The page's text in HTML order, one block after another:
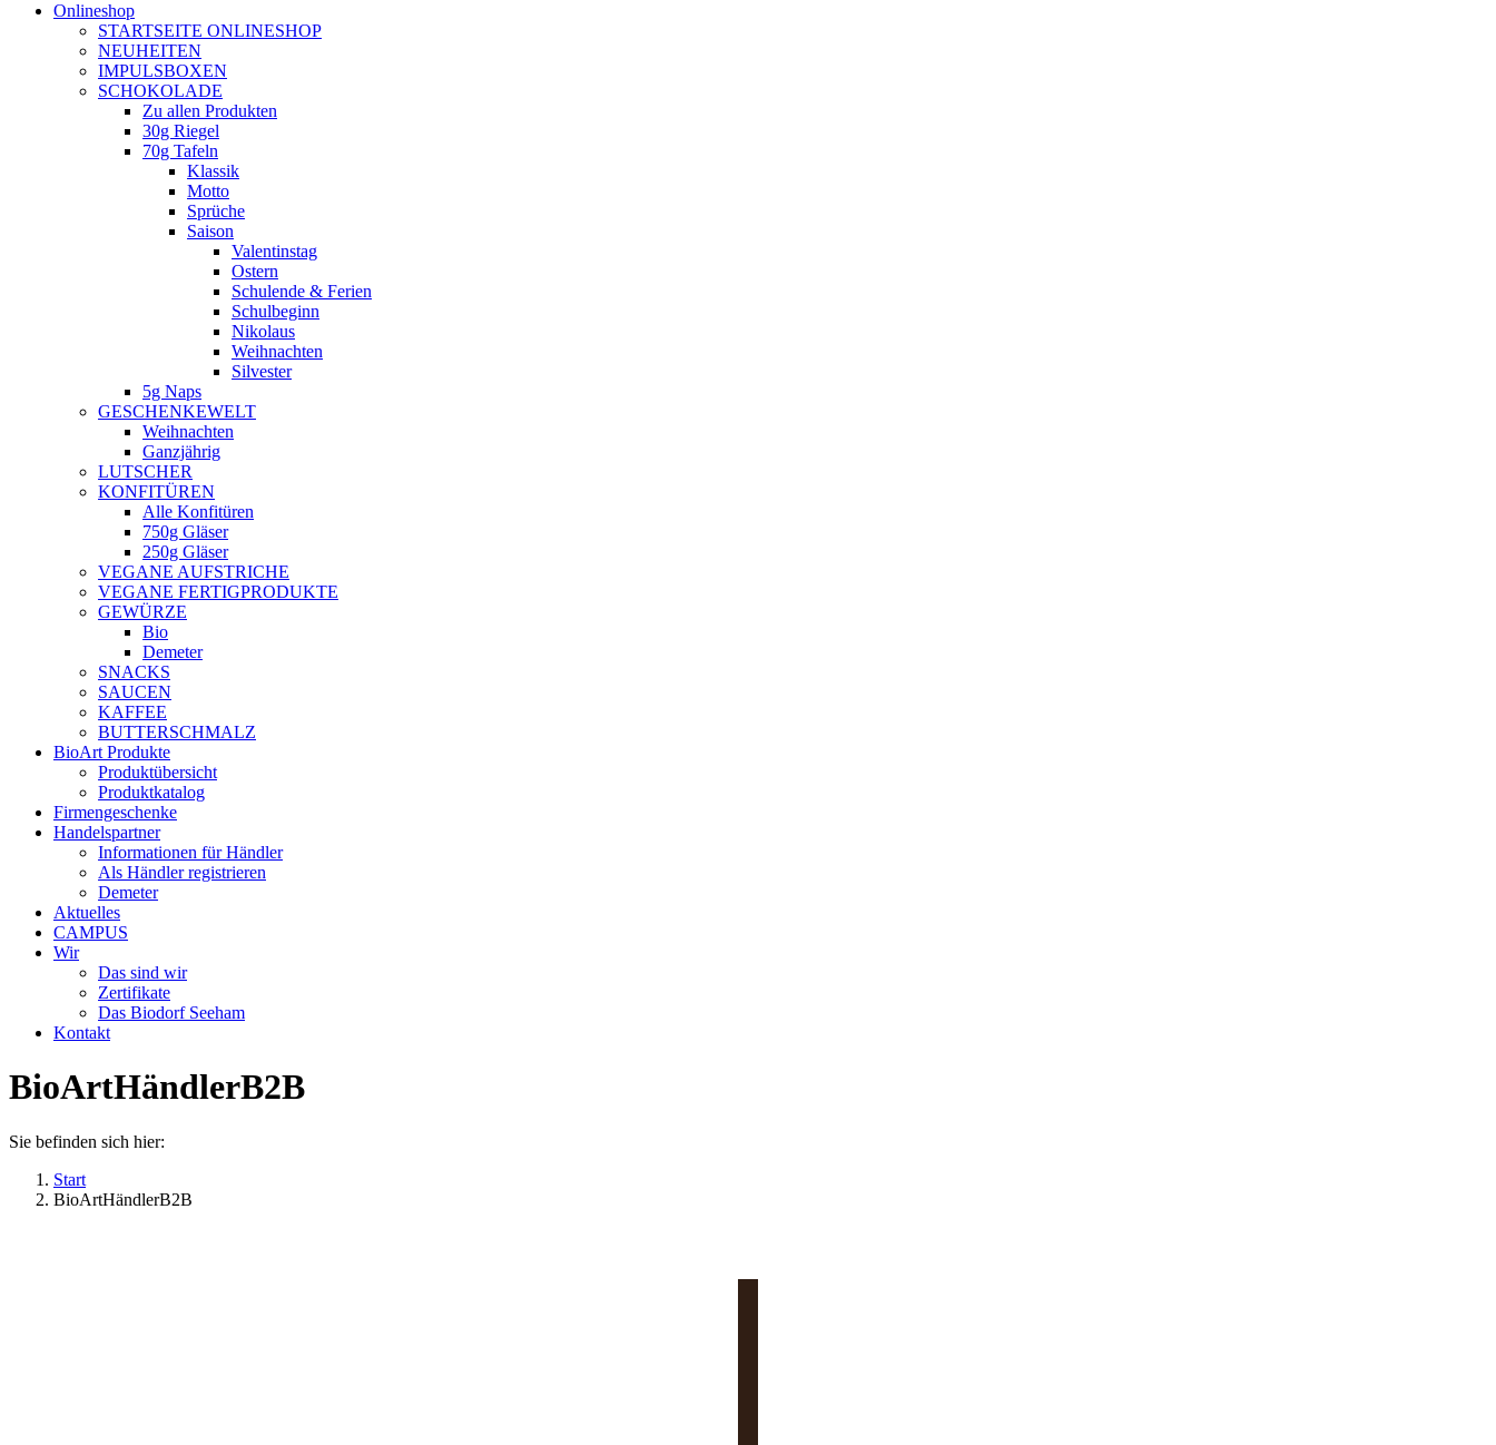
opensOnlineshop
STARTSEITE ONLINESHOP
NEUHEITEN
IMPULSBOXEN
SCHOKOLADE
Zu allen Produkten
30g Riegel
70g Tafeln
Klassik
Motto
Sprüche
Saison
Valentinstag
Ostern
Schulende & Ferien
Schulbeginn
Nikolaus
Weihnachten
Silvester
5g Naps
GESCHENKEWELT
Weihnachten
Ganzjährig
LUTSCHER
KONFITÜREN
Alle Konfitüren
750g Gläser
250g Gläser
VEGANE AUFSTRICHE
VEGANE FERTIGPRODUKTE
GEWÜRZE
Bio
Demeter
SNACKS
SAUCEN
KAFFEE
BUTTERSCHMALZ
BioArt Produkte
Produktübersicht
Produktkatalog
Firmengeschenke
Handelspartner
Informationen für Händler
Als Händler registrieren
Demeter
Aktuelles
CAMPUS
Wir
Das sind wir
Zertifikate
Das Biodorf Seeham
Kontakt
BioArtHändlerB2B
Sie befinden sich hier:
Start
BioArtHändlerB2B